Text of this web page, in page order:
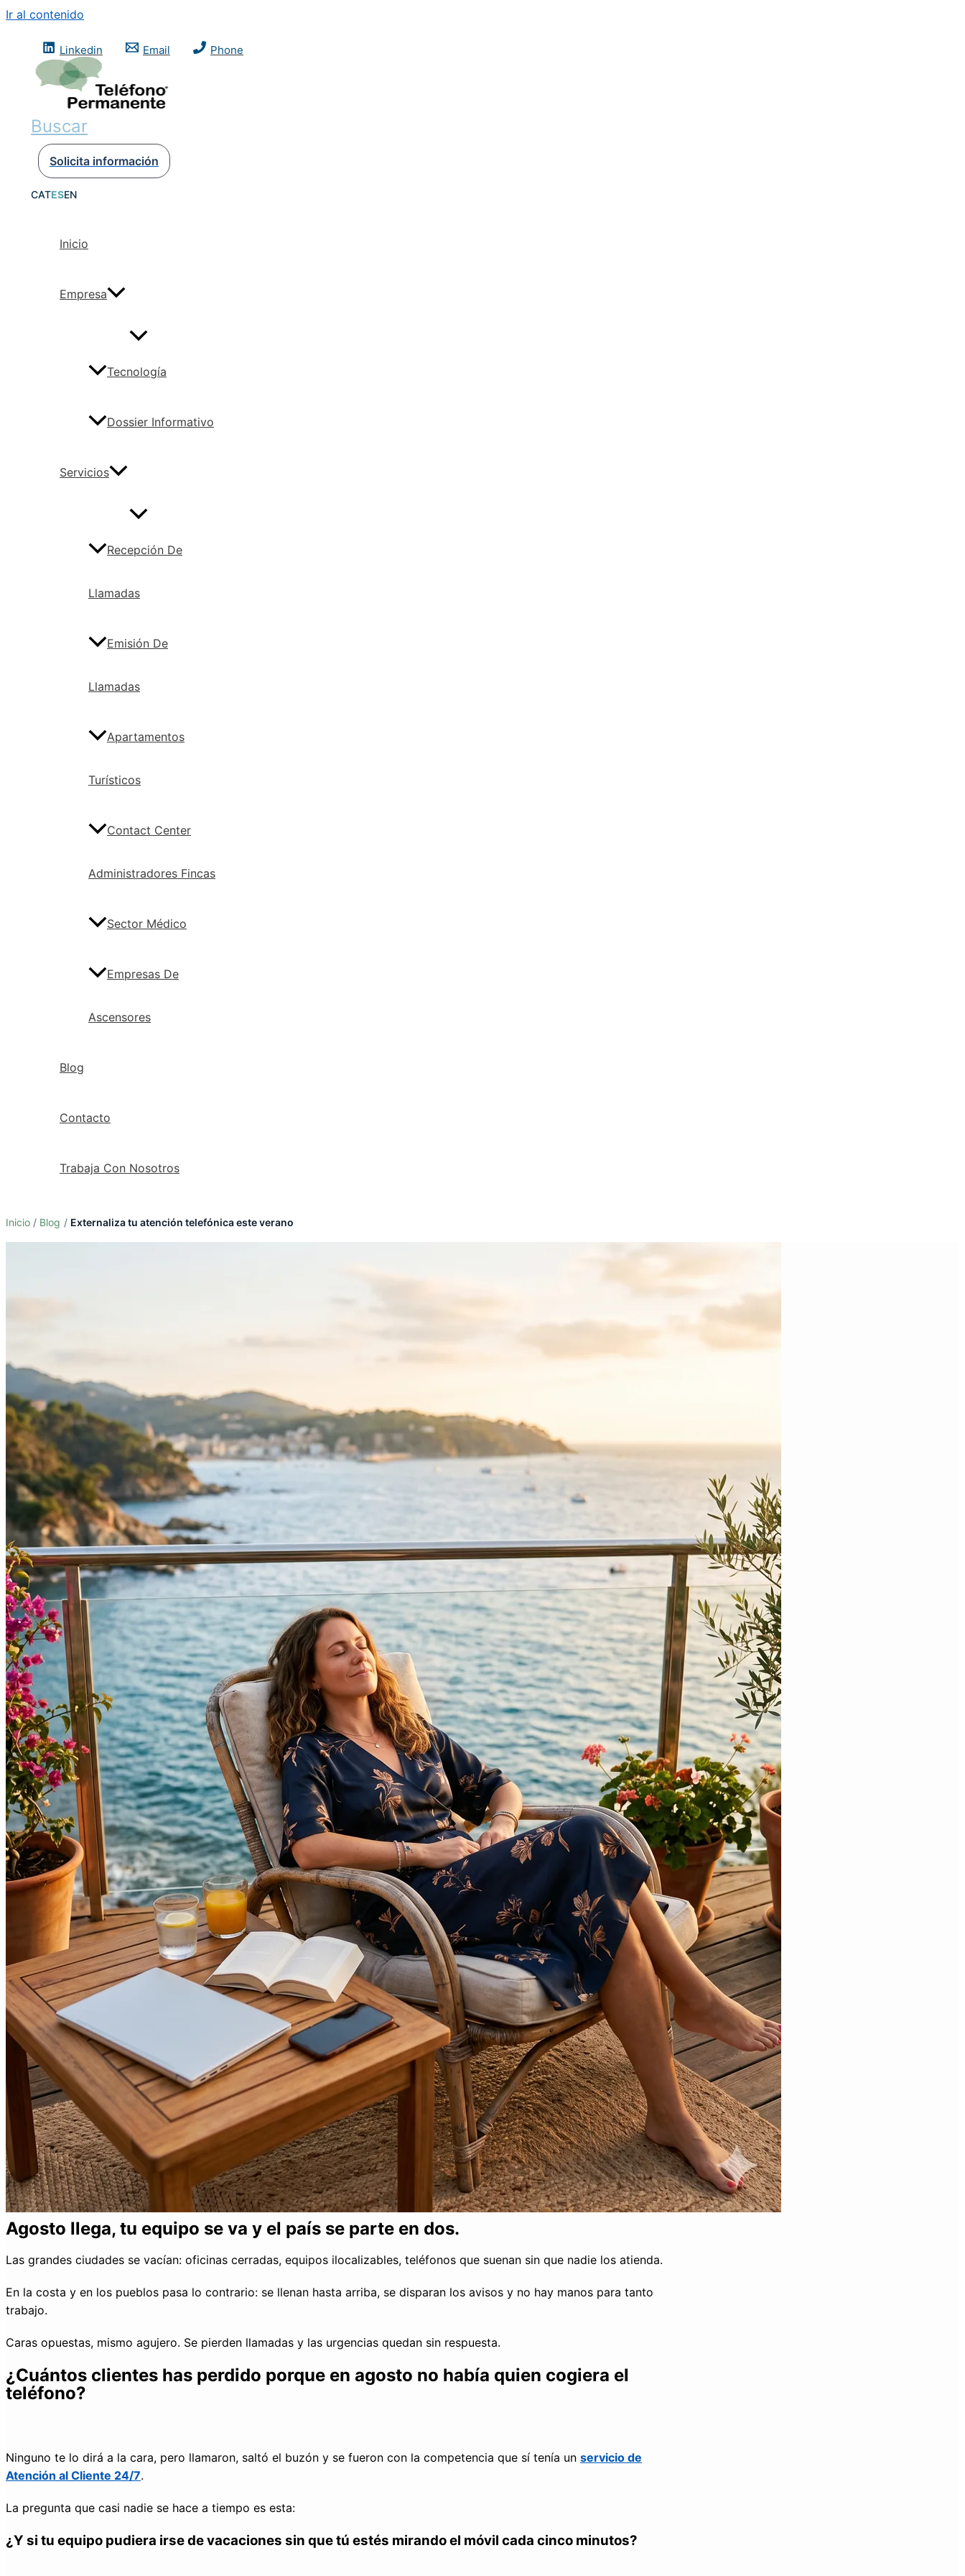
Ir al contenido
Linkedin Email Phone
Buscar
Solicita información
CATESEN
Inicio
Empresa
Tecnología
Dossier Informativo
Servicios
Recepción De
Llamadas
Emisión De
Llamadas
Apartamentos
Turísticos
Contact Center
Administradores Fincas
Sector Médico
Empresas De
Ascensores
Blog
Contacto
Trabaja Con Nosotros
Inicio Blog Externaliza tu atención telefónica este verano
Agosto llega, tu equipo se va y el país se parte en dos.
Las grandes ciudades se vacían: oficinas cerradas, equipos ilocalizables, teléfonos que suenan sin que nadie los atienda.
En la costa y en los pueblos pasa lo contrario: se llenan hasta arriba, se disparan los avisos y no hay manos para tanto
trabajo.
Caras opuestas, mismo agujero. Se pierden llamadas y las urgencias quedan sin respuesta.
¿Cuántos clientes has perdido porque en agosto no había quien cogiera el
teléfono?
Ninguno te lo dirá a la cara, pero llamaron, saltó el buzón y se fueron con la competencia que sí tenía un servicio de
Atención al Cliente 24/7.
La pregunta que casi nadie se hace a tiempo es esta:
¿Y si tu equipo pudiera irse de vacaciones sin que tú estés mirando el móvil cada cinco minutos?